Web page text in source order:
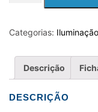
8W
Categorias: Iluminação
Descrição
DESCRIÇÃO